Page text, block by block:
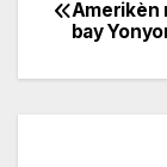
de
Amerikèn
bay